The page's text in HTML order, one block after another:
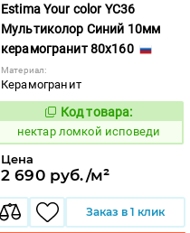
Estima Your color YC36
Мультиколор Синий 10мм
керамогранит 80x160
Материал:
Керамогранит
1131035
Код товара:
нектар ломкой исповеди
Цена
2 690 руб./м²
Заказ в 1 клик